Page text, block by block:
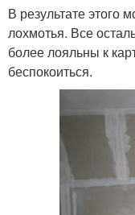
В результате этого
лохмотья. Все
более лояльны к
беспокоиться.